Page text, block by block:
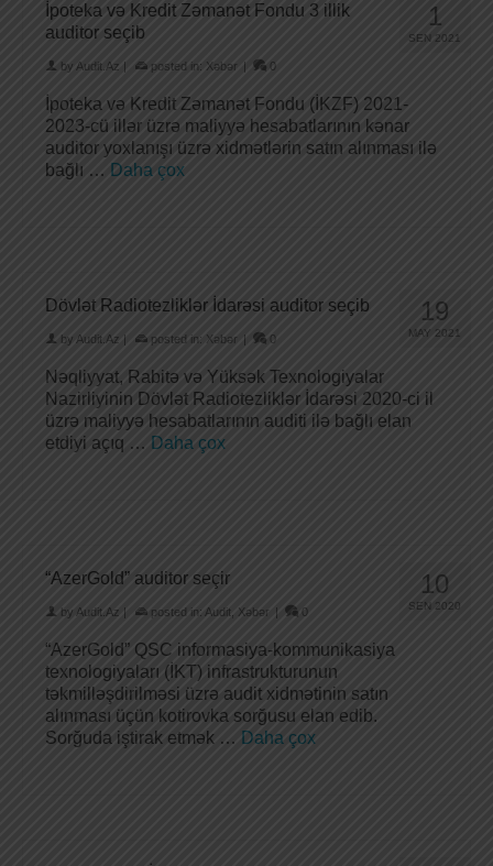
1
SEN 2021
İpoteka və Kredit Zəmanət Fondu 3 illik
auditor seçib
by Audit.Az | posted in: Xəbər | 0
İpoteka və Kredit Zəmanət Fondu (İKZF) 2021-
2023-cü illər üzrə maliyyə hesabatlarının kənar
auditor yoxlanışı üzrə xidmətlərin satın alınması ilə
bağlı … Daha çox
19
MAY 2021
Dövlət Radiotezliklər İdarəsi auditor seçib
by Audit.Az | posted in: Xəbər | 0
Nəqliyyat, Rabitə və Yüksək Texnologiyalar
Nazirliyinin Dövlət Radiotezliklər İdarəsi 2020-ci il
üzrə maliyyə hesabatlarının auditi ilə bağlı elan
etdiyi açıq … Daha çox
10
SEN 2020
“AzerGold” auditor seçir
by Audit.Az | posted in: Audit Xəbər | 0
“AzerGold” QSC informasiya-kommunikasiya
texnologiyaları (İKT) infrastrukturunun
təkmilləşdirilməsi üzrə audit xidmətinin satın
alınması üçün kotirovka sorğusu elan edib.
Sorğuda iştirak etmək … Daha çox